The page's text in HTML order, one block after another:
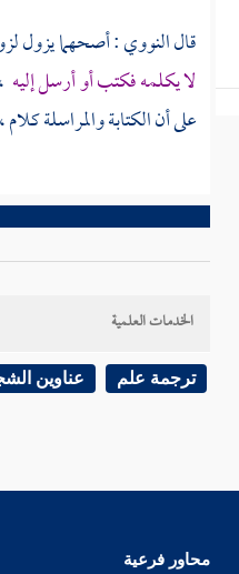
قالالنووي: أصحهما يزول
لا يكلمه فكتب أو أرسل إليه
على أن الكتابة والمراسلة
الخدمات العلمية
ترجمة علم عناوين
محاور فرعية